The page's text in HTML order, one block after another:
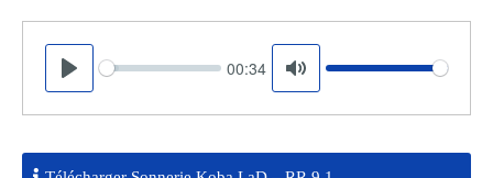
Play
Seek 00:34
Mute
Volume